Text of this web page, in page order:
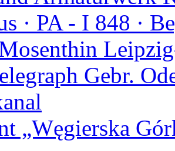
· PA - I 848 ·
Gebr.
„Węgierska